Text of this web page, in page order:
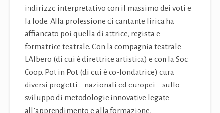
indirizzo interpretativo con il massimo dei voti e
la lode. Alla professione di cantante lirica ha
affiancato poi quella di attrice, regista e
formatrice teatrale. Con la compagnia teatrale
L’Albero (di cui è direttrice artistica) e con la Soc.
Coop. Pot in Pot (di cui è co-fondatrice) cura
diversi progetti – nazionali ed europei – sullo
sviluppo di metodologie innovative legate
all’apprendimento e alla formazione,